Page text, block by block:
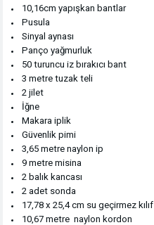
10,16cm yapışkan bantlar
Pusula
Sinyal aynası
Panço yağmurluk
50 turuncu iz bırakıcı bant
3 metre tuzak teli
2 jilet
İğne
Makara iplik
Güvenlik pimi
3,65 metre naylon ip
9 metre misina
2 balık kancası
2 adet sonda
17,78 x 25,4 cm su geçirmez kılıf
10,67 metre naylon kordon